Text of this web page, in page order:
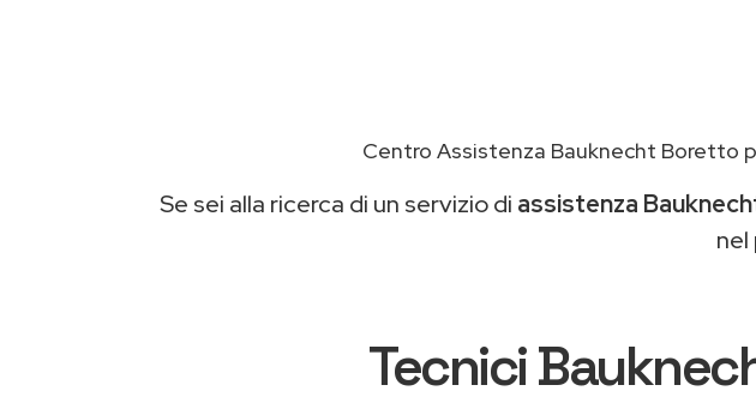
Centro Assistenza Bauknecht Boretto
Se sei alla ricerca di un servizio di assistenza
Tecnici